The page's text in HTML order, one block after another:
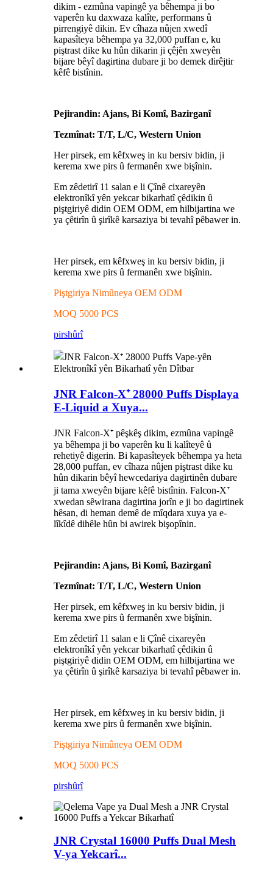
dikim - ezmûna vapingê ya bêhempa ji bo
vaperên ku daxwaza kalîte, performans û
pirrengiyê dikin. Ev cîhaza nûjen xwedî
kapasîteya bêhempa ya 32,000 puffan e, ku
piştrast dike ku hûn dikarin ji çêjên xweyên
bijare bêyî dagirtina dubare ji bo demek dirêjtir
kêfê bistînin.
Pejirandin: Ajans, Bi Komî, Bazirganî
Tezmînat: T/T, L/C, Western Union
Her pirsek, em kêfxweş in ku bersiv bidin, ji
kerema xwe pirs û fermanên xwe bişînin.
Em zêdetirî 11 salan e li Çînê cixareyên
elektronîkî yên yekcar bikarhatî çêdikin û
piştgiriyê didin OEM ODM, em hilbijartina we
ya çêtirîn û şirîkê karsaziya bi tevahî pêbawer in.
Her pirsek, em kêfxweş in ku bersiv bidin, ji
kerema xwe pirs û fermanên xwe bişînin.
Piştgiriya Nimûneya OEM ODM
MOQ 5000 PCS
pirshûrî
JNR Falcon-X⁺ 28000 Puffs Displaya
E-Liquid a Xuya...
JNR Falcon-X⁺ pêşkêş dikim, ezmûna vapingê
ya bêhempa ji bo vaperên ku li kalîteyê û
rehetiyê digerin. Bi kapasîteyek bêhempa ya heta
28,000 puffan, ev cîhaza nûjen piştrast dike ku
hûn dikarin bêyî hewcedariya dagirtinên dubare
ji tama xweyên bijare kêfê bistînin. Falcon-X⁺
xwedan sêwirana dagirtina jorîn e ji bo dagirtinek
hêsan, di heman demê de mîqdara xuya ya e-
lîkîdê dihêle hûn bi awirek bişopînin.
Pejirandin: Ajans, Bi Komî, Bazirganî
Tezmînat: T/T, L/C, Western Union
Her pirsek, em kêfxweş in ku bersiv bidin, ji
kerema xwe pirs û fermanên xwe bişînin.
Em zêdetirî 11 salan e li Çînê cixareyên
elektronîkî yên yekcar bikarhatî çêdikin û
piştgiriyê didin OEM ODM, em hilbijartina we
ya çêtirîn û şirîkê karsaziya bi tevahî pêbawer in.
Her pirsek, em kêfxweş in ku bersiv bidin, ji
kerema xwe pirs û fermanên xwe bişînin.
Piştgiriya Nimûneya OEM ODM
MOQ 5000 PCS
pirshûrî
JNR Crystal 16000 Puffs Dual Mesh
V-ya Yekcarî...